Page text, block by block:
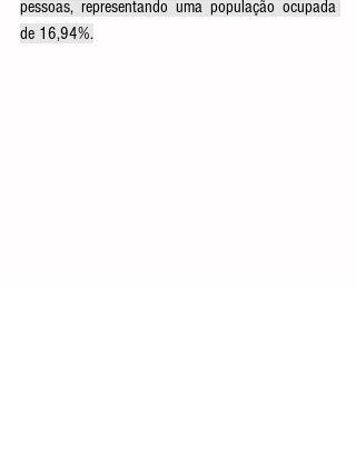
pessoas, representando uma população ocupada
de 16,94%.